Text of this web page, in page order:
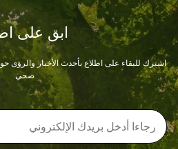
ابق على
اشترك للبقاء على اطلاع بأحدث الأخبار والرؤى
صحي.